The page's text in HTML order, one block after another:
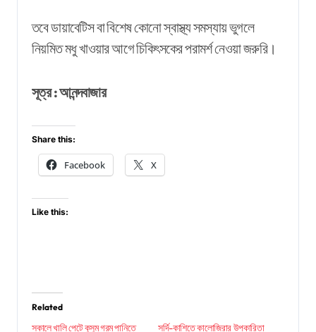
তবে ডায়াবেটিস বা বিশেষ কোনো স্বাস্থ্য সমস্যায় ভুগলে
নিয়মিত মধু খাওয়ার আগে চিকিৎসকের পরামর্শ নেওয়া জরুরি।
সূত্র : আনন্দবাজার
Share this:
Facebook X
Like this:
Related
সকালে খালি পেটে কুসুম গরম পানিতে
সর্দি-কাশিতে কালোজিরার উপকারিতা